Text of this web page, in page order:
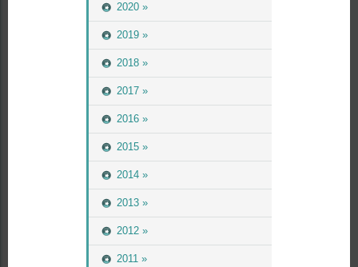
2020 »
2019 »
2018 »
2017 »
2016 »
2015 »
2014 »
2013 »
2012 »
2011 »